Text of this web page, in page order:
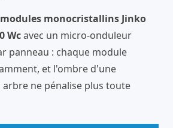
modules monocristallins Jinko
Wcavec un micro-onduleur
panneau : chaque module
et l'ombre d'une
ne pénalise plus toute